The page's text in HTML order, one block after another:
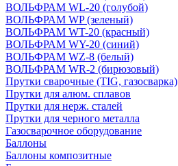
ВОЛЬФРАМ WL-20 (голубой)
ВОЛЬФРАМ WP (зеленый)
ВОЛЬФРАМ WT-20 (красный)
ВОЛЬФРАМ WY-20 (синий)
ВОЛЬФРАМ WZ-8 (белый)
ВОЛЬФРАМ WR-2 (бирюзовый)
Прутки сварочные (TIG, газосварка)
Прутки для алюм. сплавов
Прутки для нерж. сталей
Прутки для черного металла
Газосварочное оборудование
Баллоны
Баллоны композитные